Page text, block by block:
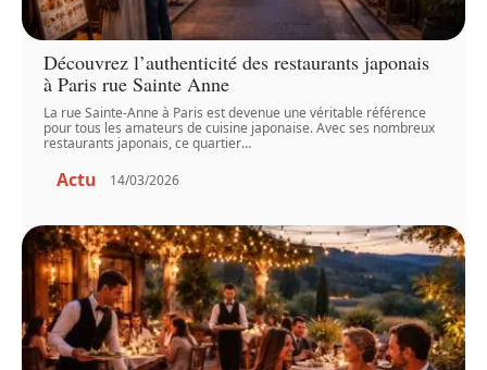
Découvrez l’authenticité des restaurants japonais
à Paris rue Sainte Anne
La rue Sainte-Anne à Paris est devenue une véritable référence
pour tous les amateurs de cuisine japonaise. Avec ses nombreux
restaurants japonais, ce quartier…
Actu 14/03/2026